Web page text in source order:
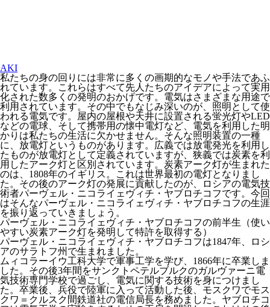
AKI
私たちの身の回りには非常に多くの画期的なモノや手法であふ
れています。これらはすべて先人たちのアイデアによって実用
化された数多くの発明のおかげです。電気はさまざまな用途で
利用されています。その中でもなじみ深いのが、照明として使
われる電気です。屋内の屋根や天井に設置される蛍光灯やLED
などの電球、そして携帯用の懐中電灯など、電気を利用した明
かりは私たちの生活に欠かせません。そんな照明装置の一種
に、放電灯というものがあります。広義では放電発光を利用し
たものが放電灯として定義されていますが、狭義では炭素を利
用したアーク灯と区別されています。炭素アーク灯が生まれた
のは、1808年のイギリス。これは世界最初の電灯となりまし
た。その後のアーク灯の発展に貢献したのが、ロシアの電気技
術者パーヴェル・ニコライェヴィチ・ヤブロチコフです。今回
はそんなパーヴェル・ニコライェヴィチ・ヤブロチコフの生涯
を振り返っていきましょう。
パーヴェル・ニコライェヴィチ・ヤブロチコフの前半生（使い
やすい炭素アーク灯を発明して特許を取得する）
パーヴェル・ニコライェヴィチ・ヤブロチコフは1847年、ロシ
アのサラトフ州で生まれました。
ムィコラーイウ工科大学で軍事工学を学び、1866年に卒業しま
した。その後3年間をサンクトペテルブルクのガルヴァーニ電
気技術専門学校で過ごし、電気に関する技術を身につけまし
た。卒業後、兵役で陸軍に入って活動した後、モスクワでモス
クワ＝クルスク間鉄道社の電信局長を務めました。ヤブロチコ